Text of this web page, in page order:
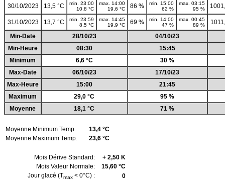
30/10/2023 13,5 °C
min. 23:00
10,8 °C
max. 14:00
19,6 °C
86 %
min. 15:00
62 %
max. 03:15
95 %
31/10/2023 13,7 °C
min. 23:59
8,5 °C
max. 14:45
19,9 °C
69 %
min. 14:00
47 %
max. 00:45
89 %
Min-Date
28/10/23
04/10/23
Min-Heure
08:30
15:45
Minimum
6,6 °C
30 %
Max-Date
06/10/23
17/10/23
Max-Heure
15:00
21:45
Maximum
29,0 °C
95 %
Moyenne
18,1 °C 71 %
Moyenne Minimum Temp.
13,4 °C
Moyenne Maximum Temp.
23,6 °C
Mois Dérive Standard:
+ 2,50 K
Mois Valeur Normale:
15,60 °C
Jour glacé (Tmax < 0°C) :
0